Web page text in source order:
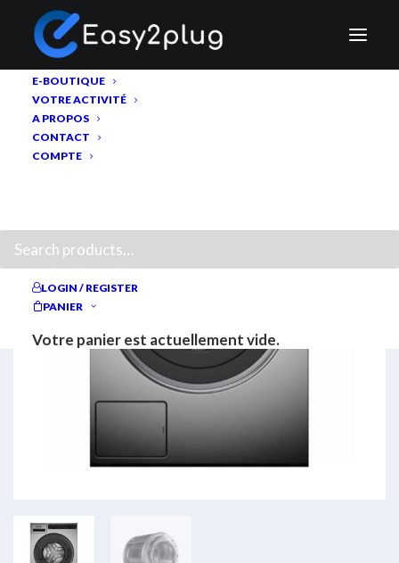
E-BOUTIQUE
VOTRE ACTIVITÉ
A PROPOS
CONTACT
COMPTE
LOGIN / REGISTER
PANIER
Votre panier est actuellement vide.